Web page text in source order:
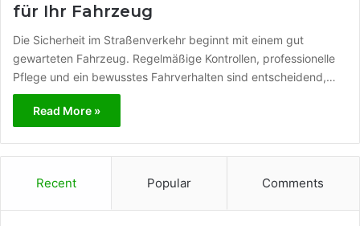
für Ihr Fahrzeug
Die Sicherheit im Straßenverkehr beginnt mit einem gut
gewarteten Fahrzeug. Regelmäßige Kontrollen, professionelle
Pflege und ein bewusstes Fahrverhalten sind entscheidend,…
Read More »
Recent Popular Comments